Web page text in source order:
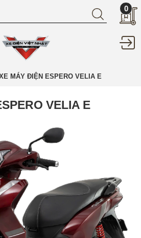
0
MÁY ĐIỆN ESPERO VELIA E
VELIA E